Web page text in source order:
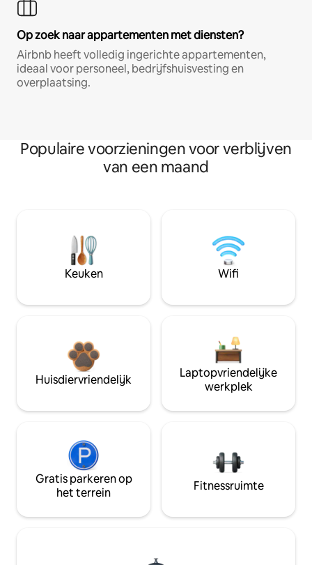
Op zoek naar appartementen met diensten?
Airbnb heeft volledig ingerichte appartementen,
ideaal voor personeel, bedrijfshuisvesting en
overplaatsing.
Populaire voorzieningen voor verblijven
van een maand
Keuken Wifi
Huisdiervriendelijk
Laptopvriendelijke
werkplek
Gratis parkeren op
het terrein
Fitnessruimte